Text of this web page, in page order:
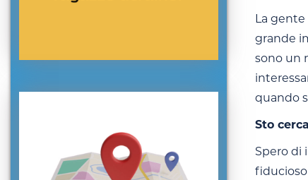
La gente
grande
sono un
quando
Sto
Spero di